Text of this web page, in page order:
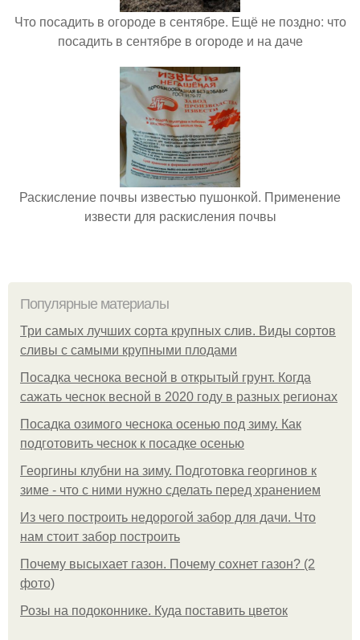
Что посадить в огороде в сентябре. Ещё не поздно: что
посадить в сентябре в огороде и на даче
Раскисление почвы известью пушонкой. Применение
извести для раскисления почвы
Популярные материалы
Три самых лучших сорта крупных слив. Виды сортов
сливы с самыми крупными плодами
Посадка чеснока весной в открытый грунт. Когда
сажать чеснок весной в 2020 году в разных регионах
Посадка озимого чеснока осенью под зиму. Как
подготовить чеснок к посадке осенью
Георгины клубни на зиму. Подготовка георгинов к
зиме - что с ними нужно сделать перед хранением
Из чего построить недорогой забор для дачи. Что
нам стоит забор построить
Почему высыхает газон. Почему сохнет газон? (2
фото)
Розы на подоконнике. Куда поставить цветок